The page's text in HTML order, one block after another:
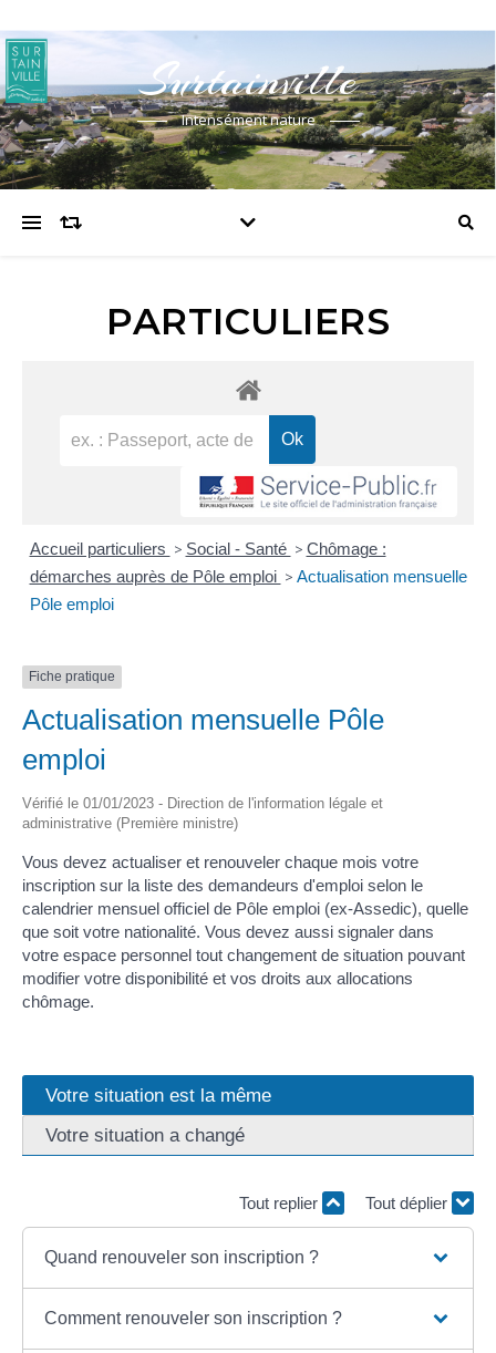
Surtainville
Intensément nature
PARTICULIERS
Accueil particuliers > Social - Santé > Chômage :
démarches auprès de Pôle emploi > Actualisation mensuelle
Pôle emploi
Fiche pratique
Actualisation mensuelle Pôle
emploi
Vérifié le 01/01/2023 - Direction de l'information légale et
administrative (Première ministre)
Vous devez actualiser et renouveler chaque mois votre
inscription sur la liste des demandeurs d'emploi selon le
calendrier mensuel officiel de Pôle emploi (ex-Assedic), quelle
que soit votre nationalité. Vous devez aussi signaler dans
votre espace personnel tout changement de situation pouvant
modifier votre disponibilité et vos droits aux allocations
chômage.
Votre situation est la même
Votre situation a changé
Tout replier Tout déplier
Quand renouveler son inscription ?
Comment renouveler son inscription ?